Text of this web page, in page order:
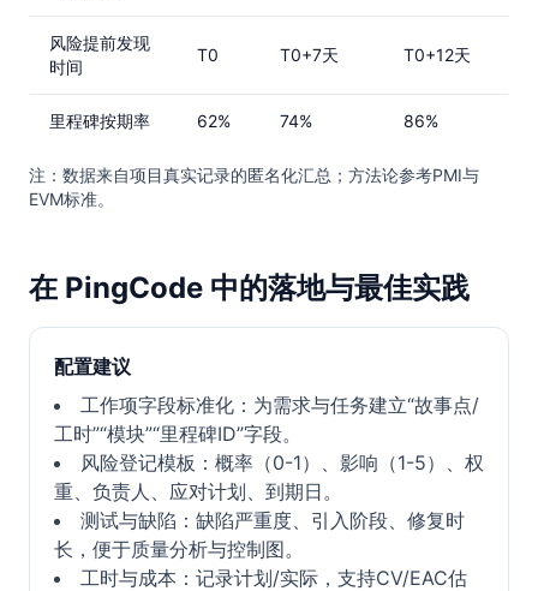
风险提前发现
时间
T0 T0+7天 T0+12天
里程碑按期率 62% 74% 86%
注：数据来自项目真实记录的匿名化汇总；方法论参考PMI与
EVM标准。
在 PingCode 中的落地与最佳实践
配置建议
工作项字段标准化：为需求与任务建立“故事点/
工时”“模块”“里程碑ID”字段。
风险登记模板：概率（0-1）、影响（1-5）、权
重、负责人、应对计划、到期日。
测试与缺陷：缺陷严重度、引入阶段、修复时
长，便于质量分析与控制图。
工时与成本：记录计划/实际，支持CV/EAC估